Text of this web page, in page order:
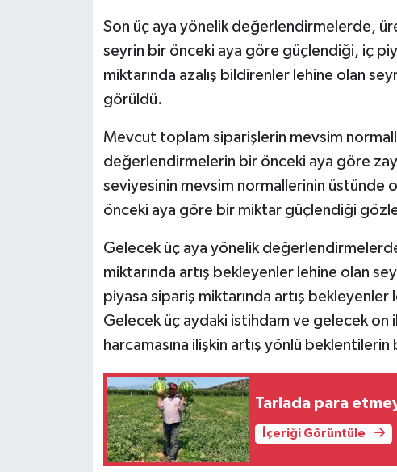
Son üç aya yönelik değerlendirmelerde,
seyrin bir önceki aya göre güçlendiği, iç
miktarında azalış bildirenler lehine olan
görüldü.
Mevcut toplam siparişlerin mevsim
değerlendirmelerin bir önceki aya göre
seviyesinin mevsim normallerinin üstünde
önceki aya göre bir miktar güçlendiği
Gelecek üç aya yönelik
miktarında artış bekleyenler lehine olan
piyasa sipariş miktarında artış bekleyenler
Gelecek üç aydaki istihdam ve gelecek on
harcamasına ilişkin artış yönlü
Tarlada para
İçeriği Görüntüle